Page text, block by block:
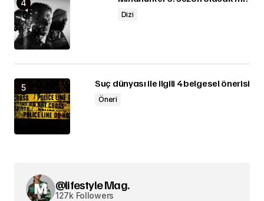
Dizi
Suç dünyası ile ilgili 4 belgesel önerisi
Öneri
@lifestyle Mag.
127k Followers